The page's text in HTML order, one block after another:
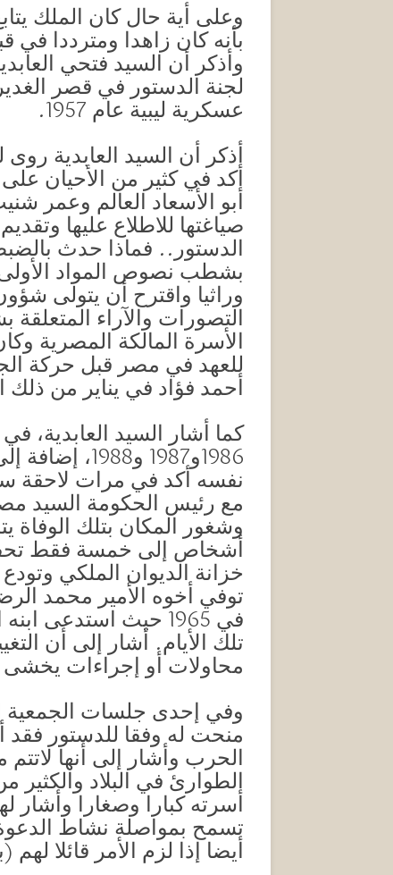
وعلى أية حال كان الملك
بأنه كان زاهدا ومترددا في
وأذكر أن السيد فتحي
لجنة الدستور في قصر
عسكرية ليبية عام 1957.
أذكر أن السيد العابدية
أكد في كثير من الأحيان
أبو الأسعاد العالم وعمر
صياغتها للاطلاع عليها
الدستور.. فماذا حدث
بشطب نصوص المواد الأولى
وراثيا واقترح أن يتولى
التصورات والآراء
الأسرة المالكة المصرية
أحمد فؤاد في يناير من ذلك
كما أشار السيد العابدية،
1986و1987
نفسه أكد في مرات لاحقة
مع رئيس الحكومة السيد
وشغور المكان بتلك الوفاة
أشخاص إلى خمسة فقط
خزانة الديوان الملكي
في 1965 حيث استدعى
تلك الأيام. أشار إلى أن
محاولات أو إجراءات يخشى
وفي إحدى جلسات الجمعية
منحت له وفقا للدستور
الحرب وأشار إلى أنها
الطوارئ في البلاد والكثير
أسرته كبارا وصغارا وأشار
تسمح بمواصلة نشاط الدعوة
أيضا إذا لزم الأمر قائلا